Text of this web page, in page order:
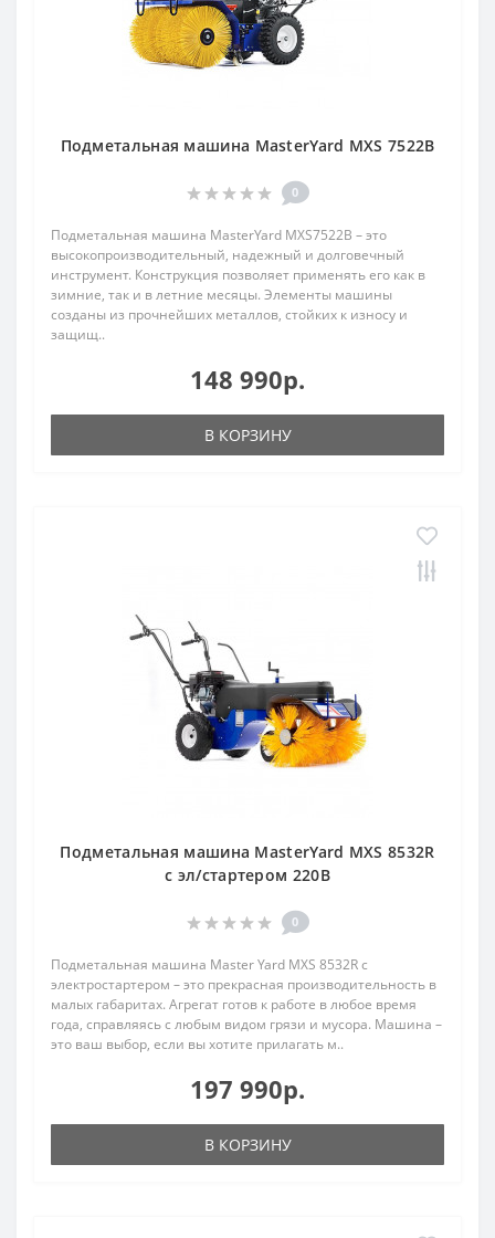
Подметальная машина MasterYard MXS 7522B
0
Подметальная машина MasterYard MXS7522B – это
высокопроизводительный, надежный и долговечный
инструмент. Конструкция позволяет применять его как в
зимние, так и в летние месяцы. Элементы машины
созданы из прочнейших металлов, стойких к износу и
защищ..
148 990р.
В КОРЗИНУ
Подметальная машина MasterYard MXS 8532R
с эл/стартером 220В
0
Подметальная машина Master Yard MXS 8532R с
электростартером – это прекрасная производительность в
малых габаритах. Агрегат готов к работе в любое время
года, справляясь с любым видом грязи и мусора. Машина –
это ваш выбор, если вы хотите прилагать м..
197 990р.
В КОРЗИНУ